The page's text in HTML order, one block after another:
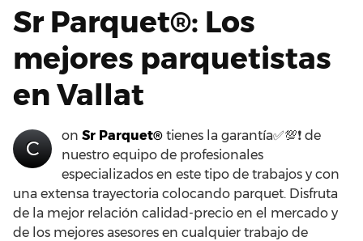
Sr Parquet®: Los
mejores parquetistas
en Vallat
C
on Sr Parquet® tienes la garantía✅💯❗ de
nuestro equipo de profesionales
especializados en este tipo de trabajos y con
una extensa trayectoria colocando parquet. Disfruta
de la mejor relación calidad-precio en el mercado y
de los mejores asesores en cualquier trabajo de